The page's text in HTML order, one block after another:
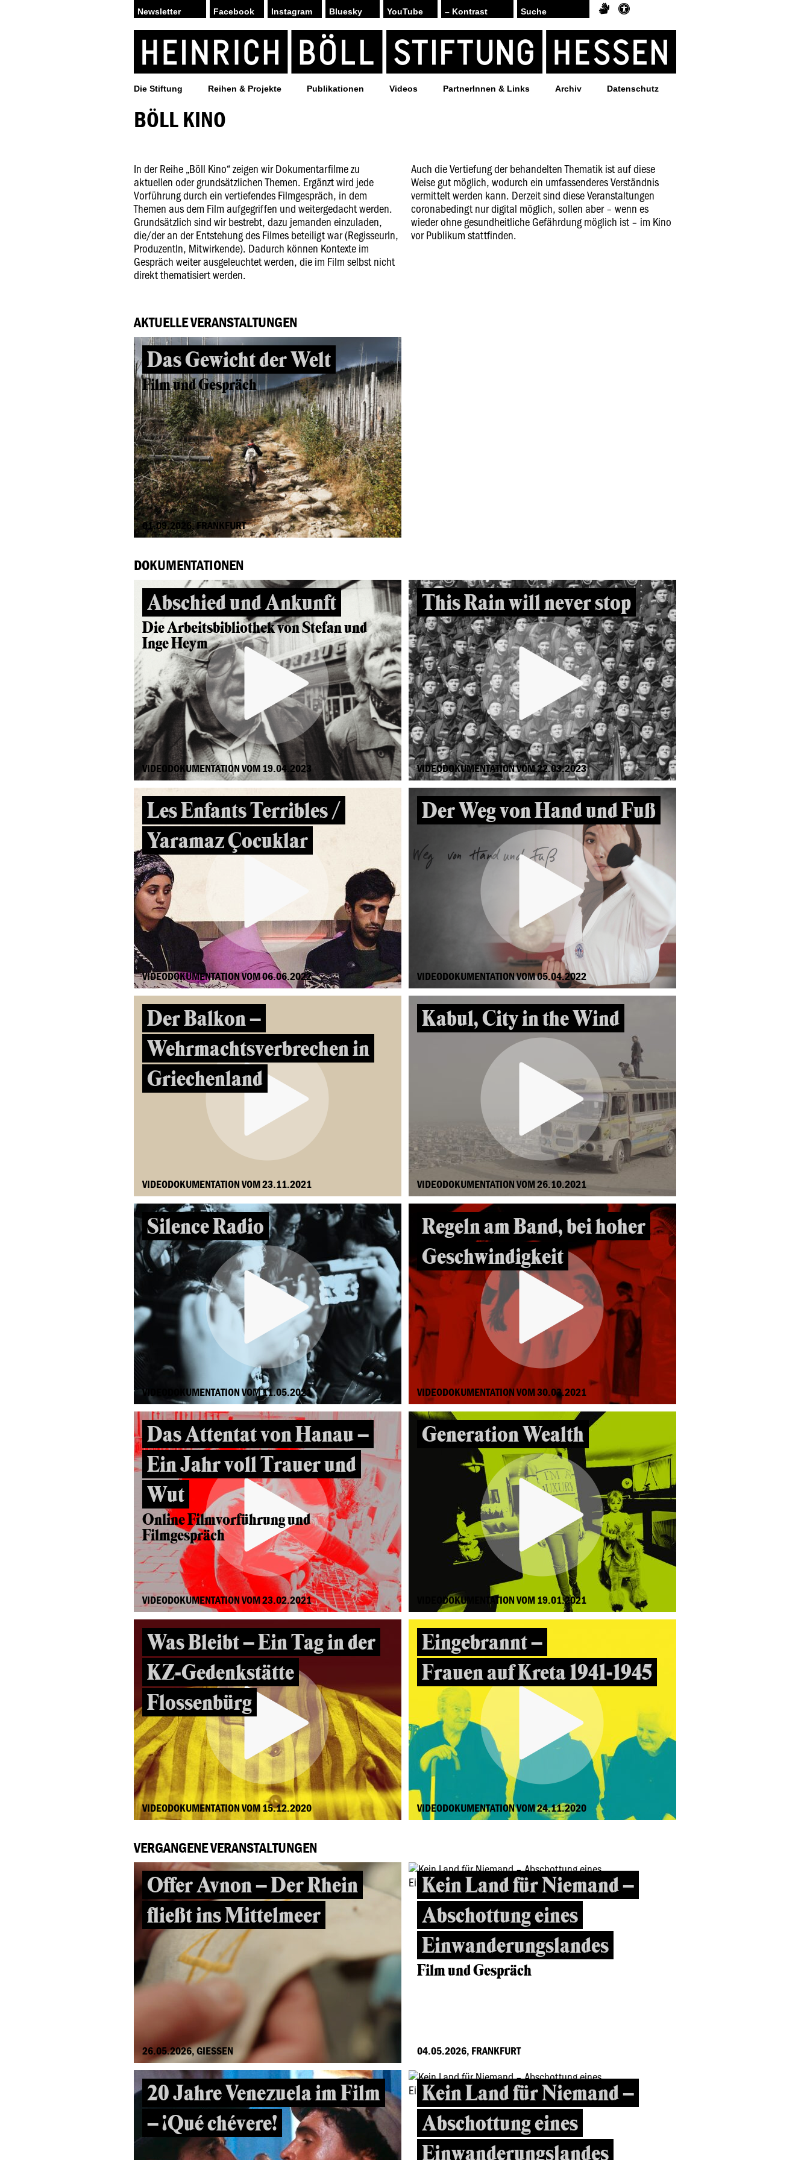
Facebook Instagram Bluesky YouTube – Kontrast
Die Stiftung Reihen & Projekte Publikationen Videos PartnerInnen & Links Archiv Datenschutz
BÖLL KINO
In der Reihe „Böll Kino“ zeigen wir Dokumentarfilme zu
aktuellen oder grundsätzlichen Themen. Ergänzt wird jede
Vorführung durch ein vertiefendes Filmgespräch, in dem
Themen aus dem Film aufgegriffen und weitergedacht werden.
Grundsätzlich sind wir bestrebt, dazu jemanden einzuladen,
die/der an der Entstehung des Filmes beteiligt war (RegisseurIn,
ProduzentIn, Mitwirkende). Dadurch können Kontexte im
Gespräch weiter ausgeleuchtet werden, die im Film selbst nicht
direkt thematisiert werden.
Auch die Vertiefung der behandelten Thematik ist auf diese
Weise gut möglich, wodurch ein umfassenderes Verständnis
vermittelt werden kann. Derzeit sind diese Veranstaltungen
coronabedingt nur digital möglich, sollen aber – wenn es
wieder ohne gesundheitliche Gefährdung möglich ist – im Kino
vor Publikum stattfinden.
AKTUELLE VERANSTALTUNGEN
Das Gewicht der Welt
Film und Gespräch
01.09.2026, FRANKFURT
DOKUMENTATIONEN
Abschied und Ankunft
Die Arbeitsbibliothek von Stefan und
Inge Heym
VIDEODOKUMENTATION VOM 19.04.2023
This Rain will never stop
VIDEODOKUMENTATION VOM 22.03.2023
Les Enfants Terribles /
Yaramaz Çocuklar
VIDEODOKUMENTATION VOM 06.06.2022
Der Weg von Hand und Fuß
VIDEODOKUMENTATION VOM 05.04.2022
Der Balkon –
Wehrmachtsverbrechen in
Griechenland
VIDEODOKUMENTATION VOM 23.11.2021
Kabul, City in the Wind
VIDEODOKUMENTATION VOM 26.10.2021
Silence Radio
VIDEODOKUMENTATION VOM 11.05.2021
Regeln am Band, bei hoher
Geschwindigkeit
VIDEODOKUMENTATION VOM 30.03.2021
Das Attentat von Hanau –
Ein Jahr voll Trauer und
Wut
Online Filmvorführung und
Filmgespräch
VIDEODOKUMENTATION VOM 23.02.2021
Generation Wealth
VIDEODOKUMENTATION VOM 19.01.2021
Was Bleibt – Ein Tag in der
KZ-Gedenkstätte
Flossenbürg
VIDEODOKUMENTATION VOM 15.12.2020
Eingebrannt –
Frauen auf Kreta 1941-1945
VIDEODOKUMENTATION VOM 24.11.2020
VERGANGENE VERANSTALTUNGEN
Offer Avnon – Der Rhein
fließt ins Mittelmeer
26.05.2026, GIESSEN
Kein Land für Niemand –
Abschottung eines
Einwanderungslandes
Film und Gespräch
04.05.2026, FRANKFURT
20 Jahre Venezuela im Film
– ¡Qué chévere!
Kein Land für Niemand –
Abschottung eines
Einwanderungslandes